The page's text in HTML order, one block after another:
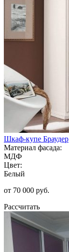
Шкаф-купе Браудер
Материал фасада:
МДФ
Цвет:
Белый
от 70 000 руб.
Рассчитать